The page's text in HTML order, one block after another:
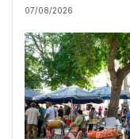
07/08/2026